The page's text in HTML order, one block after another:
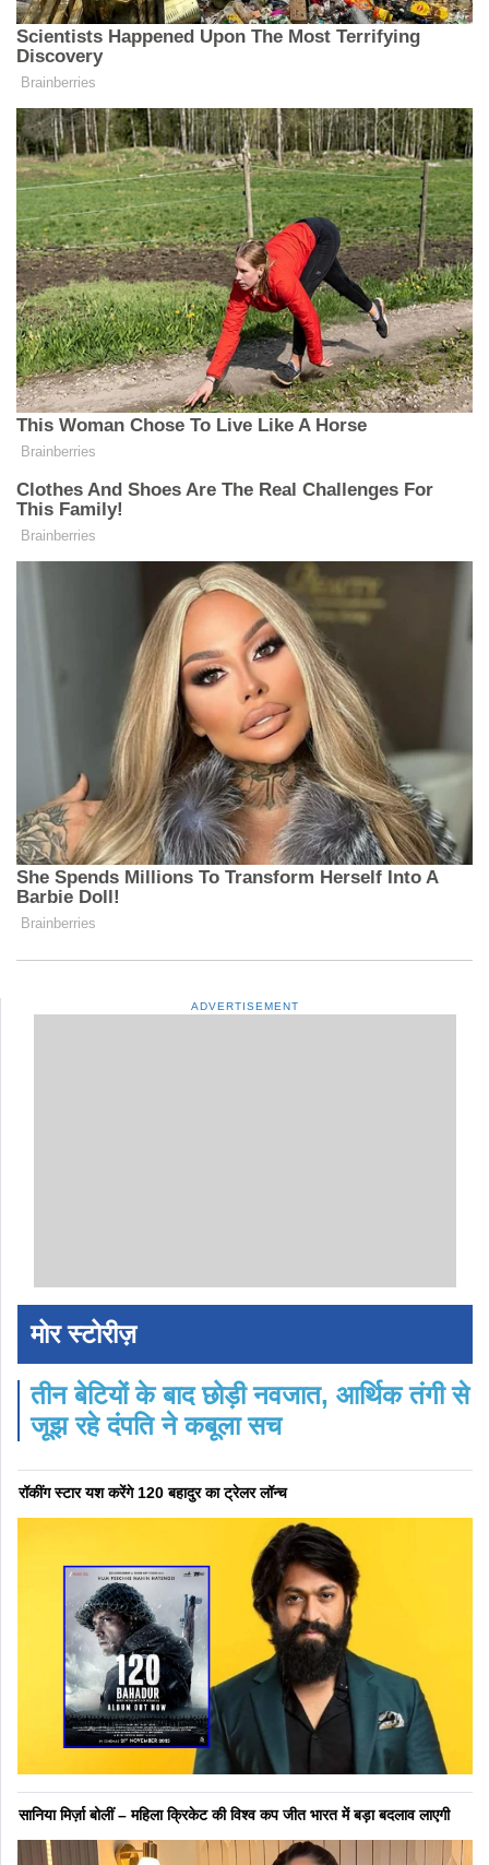
ADVERTISEMENT
मोर स्टोरीज़
तीन बेटियों के बाद छोड़ी नवजात, आर्थिक तंगी से
जूझ रहे दंपति ने कबूला सच
रॉकींग स्टार यश करेंगे 120 बहादुर का ट्रेलर लॉन्च
सानिया मिर्ज़ा बोलीं – महिला क्रिकेट की विश्व कप जीत भारत में बड़ा बदलाव लाएगी